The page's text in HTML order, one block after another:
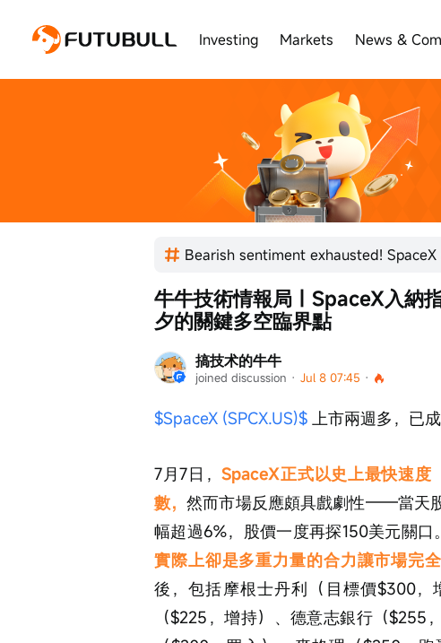
Investing Markets News &
搞技术的牛牛
joined discussion · Jul 8 07:45 ·
牛牛技術情報局｜SpaceX入納
夕的關鍵多空臨界點
$SpaceX (SPCX.US)$ 上市兩週多，已
7月7日，SpaceX正式以史上最快速度
數，然而市場反應頗具戲劇性——當天
幅超過6%，股價一度再探150美元關口。
實際上卻是多重力量的合力讓市場完
後，包括摩根士丹利（目標價$300
（$225，增持）、德意志銀行（